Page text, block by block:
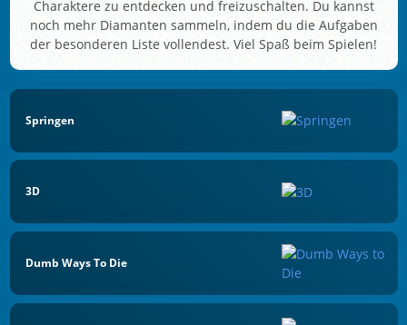
Charaktere zu entdecken und freizuschalten. Du kannst
noch mehr Diamanten sammeln, indem du die Aufgaben
der besonderen Liste vollendest. Viel Spaß beim Spielen!
Springen
3D
Dumb Ways To Die